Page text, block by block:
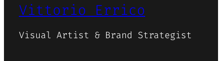
Vittorio Errico
Visual Artist & Brand Strategist